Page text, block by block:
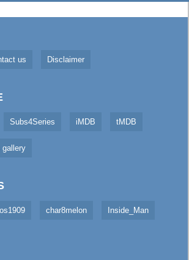
us Disclaimer
Subs4Series iMDB tMDB
gallery
char8melon Inside_Man